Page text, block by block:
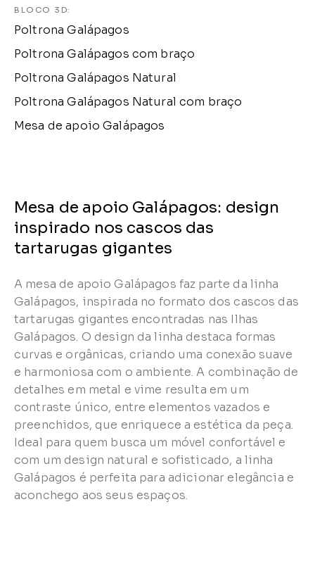
BLOCO 3D:
Poltrona Galápagos
Poltrona Galápagos com braço
Poltrona Galápagos Natural
Poltrona Galápagos Natural com braço
Mesa de apoio Galápagos
Mesa de apoio Galápagos: design
inspirado nos cascos das
tartarugas gigantes
A mesa de apoio Galápagos faz parte da linha
Galápagos, inspirada no formato dos cascos das
tartarugas gigantes encontradas nas Ilhas
Galápagos. O design da linha destaca formas
curvas e orgânicas, criando uma conexão suave
e harmoniosa com o ambiente. A combinação de
detalhes em metal e vime resulta em um
contraste único, entre elementos vazados e
preenchidos, que enriquece a estética da peça.
Ideal para quem busca um móvel confortável e
com um design natural e sofisticado, a linha
Galápagos é perfeita para adicionar elegância e
aconchego aos seus espaços.